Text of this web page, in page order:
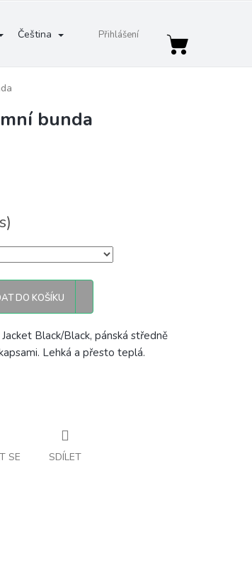
Čeština Přihlášení
Nákupní
bunda
DO KOŠÍKU
Black/Black, pánská středně
Lehká a přesto teplá.
SE SDÍLET